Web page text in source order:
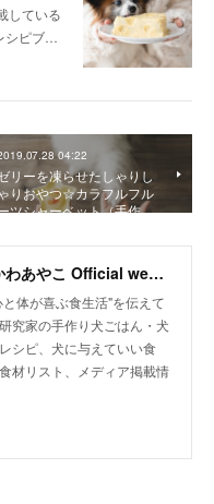
している
シピブ…
04:22
リーを凍らせたしゃりし
りおやつ☆カラフルフル
ツシャーベット（手作…
犬ごはん先生いちかわあやこ Official web site
体が喜ぶ食生活"を伝えて
究家の手作り犬ごはん・犬
シピ、犬に与えていい食
材リスト、メディア掲載情